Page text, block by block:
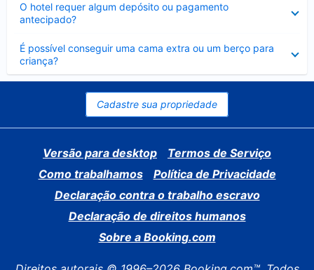
O hotel requer algum depósito ou pagamento
antecipado?
É possível conseguir uma cama extra ou um berço para
criança?
Contraído
Cadastre sua propriedade
Versão para desktop
Termos de Serviço
Como trabalhamos
Política de Privacidade
Declaração contra o trabalho escravo
Declaração de direitos humanos
Sobre a Booking.com